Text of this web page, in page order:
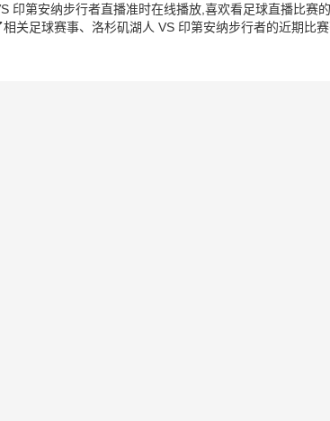
印第安纳步行者直播准时在线播放,喜欢看足球直播比赛
关足球赛事、洛杉矶湖人 VS 印第安纳步行者的近期比